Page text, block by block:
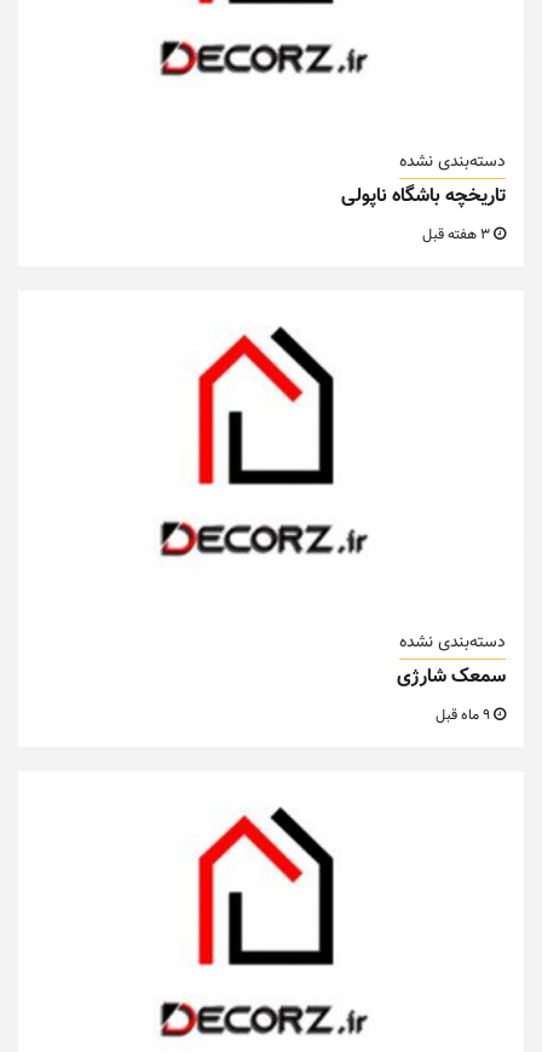
دسته‌بندی نشده
تاریخچه باشگاه ناپولی
دسته‌بندی نشده
سمعک شارژی